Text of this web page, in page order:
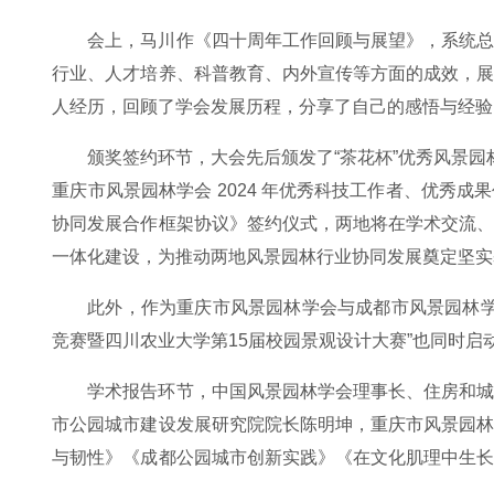
会上，马川作《四十周年工作回顾与展望》，系统
行业、人才培养、科普教育、内外宣传等方面的成效，
人经历，回顾了学会发展历程，分享了自己的感悟与经
颁奖签约环节，大会先后颁发了“茶花杯”优秀风景
重庆市风景园林学会 2024 年优秀科技工作者、优秀成
协同发展合作框架协议》签约仪式，两地将在学术交流
一体化建设，为推动两地风景园林行业协同发展奠定坚
此外，作为重庆市风景园林学会与成都市风景园林
竞赛暨四川农业大学第15届校园景观设计大赛”也同时启
学术报告环节，中国风景园林学会理事长、住房和
市公园城市建设发展研究院院长陈明坤，重庆市风景园
与韧性》《成都公园城市创新实践》《在文化肌理中生